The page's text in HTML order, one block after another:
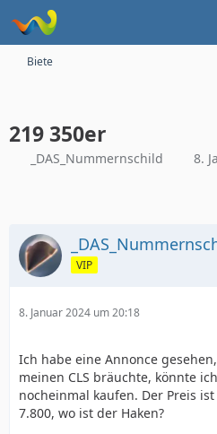
Biete
219 350er
_DAS_Nummernschild 8.
VIP
8. Januar 2024 um 20:18
Ich habe eine Annonce
meinen CLS bräuchte, könnte
nocheinmal kaufen. Der Preis
7.800, wo ist der Haken?